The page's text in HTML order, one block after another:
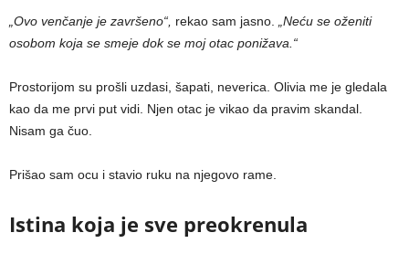
„Ovo venčanje je završeno“, rekao sam jasno. „Neću se oženiti
osobom koja se smeje dok se moj otac ponižava.“
Prostorijom su prošli uzdasi, šapati, neverica. Olivia me je gledala
kao da me prvi put vidi. Njen otac je vikao da pravim skandal.
Nisam ga čuo.
Prišao sam ocu i stavio ruku na njegovo rame.
Istina koja je sve preokrenula